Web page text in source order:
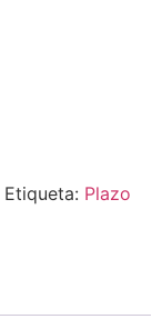
Etiqueta: Plazo